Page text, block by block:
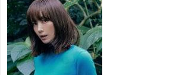
2026 оны 7 сар 20 / 9 цаг 14 минут
Усархаг аадар бороо орж
байгаа тул аюулгүй байдлаа
хангаж, үер усны аюулаас
сэрэмжлэхийг нийслэлийн
Онцгой байдлын газраас анхааруулж байна